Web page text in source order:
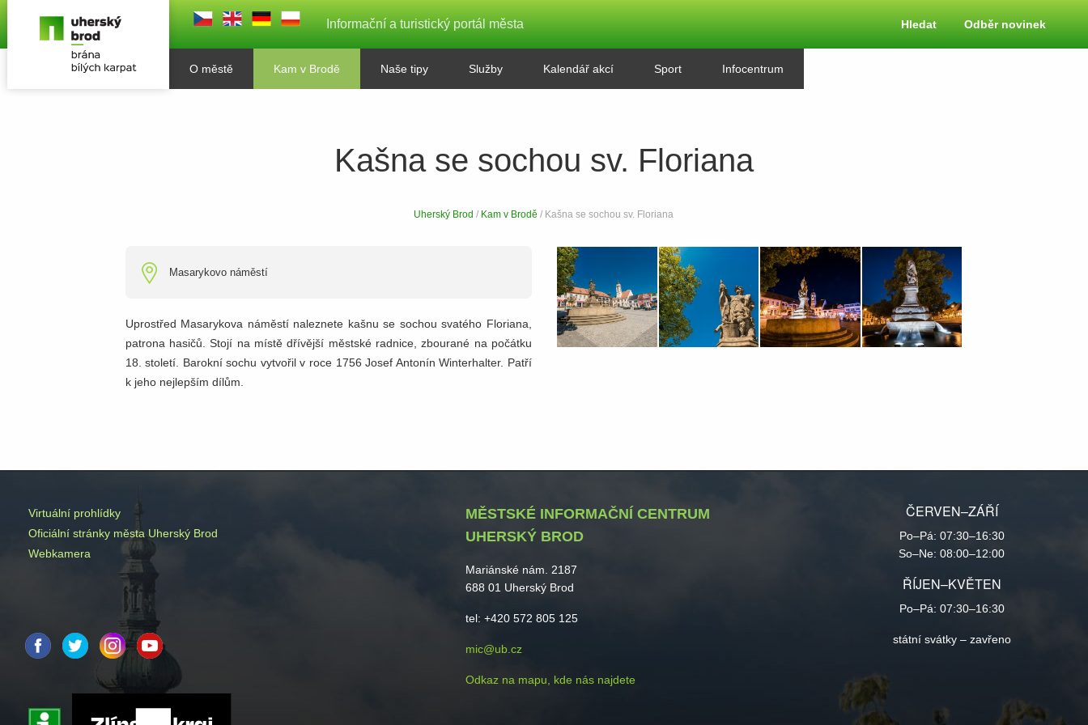
Informační a turistický portál města Hledat Odběr novinek
O městě Kam v Brodě Naše tipy Služby Kalendář akcí Sport Infocentrum
Kašna se sochou sv. Floriana
Uherský Brod / Kam v Brodě / Kašna se sochou sv. Floriana
Masarykovo náměstí
Uprostřed Masarykova náměstí naleznete kašnu se sochou svatého Floriana,
patrona hasičů. Stojí na místě dřívější městské radnice, zbourané na počátku
18. století. Barokní sochu vytvořil v roce 1756 Josef Antonín Winterhalter. Patří
k jeho nejlepším dílům.
Virtuální prohlídky
Oficiální stránky města Uherský Brod
Webkamera
MĚSTSKÉ INFORMAČNÍ CENTRUM
UHERSKÝ BROD
Mariánské nám. 2187
688 01 Uherský Brod
tel: +420 572 805 125
mic@ub.cz
Odkaz na mapu, kde nás najdete
ČERVEN–ZÁŘÍ
Po–Pá: 07:30–16:30
So–Ne: 08:00–12:00
ŘÍJEN–KVĚTEN
Po–Pá: 07:30–16:30
státní svátky – zavřeno